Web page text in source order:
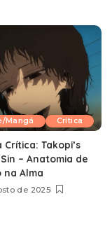
Mangá Crítica
Crítica: Takopi’s
– Anatomia de
na Alma
de 2025